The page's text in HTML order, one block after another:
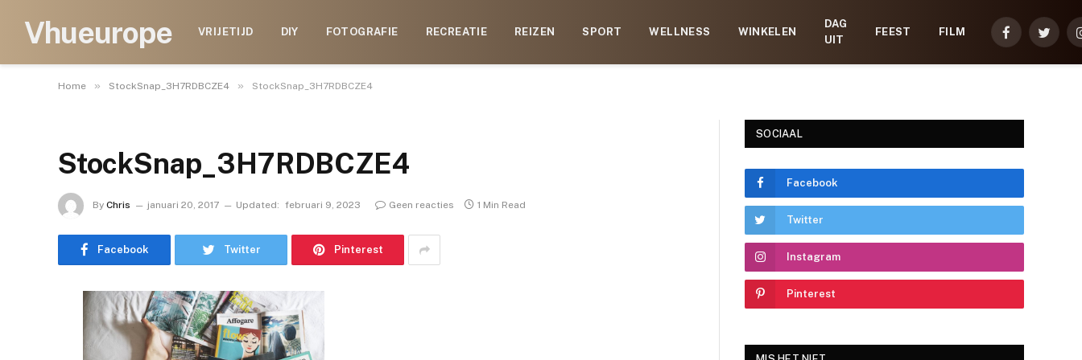
Vhueurope VRIJETIJD DIY FOTOGRAFIE RECREATIE REIZEN SPORT WELLNESS WINKELEN
DAG
UIT
FEEST FILM
FacebookTwitter
Home » StockSnap_3H7RDBCZE4 » StockSnap_3H7RDBCZE4
StockSnap_3H7RDBCZE4
By Chris januari 20, 2017 Updated: februari 9, 2023 Geen reacties 1 Min Read
Facebook Twitter Pinterest
SOCIAAL
Facebook
Twitter
Instagram
Pinterest